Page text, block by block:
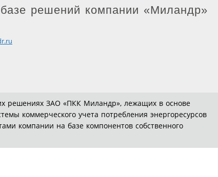
решений компании «Миландр»
решениях ЗАО «ПКК Миландр», лежащих в основе
коммерческого учета потребления энергоресурсов
компании на базе компонентов собственного